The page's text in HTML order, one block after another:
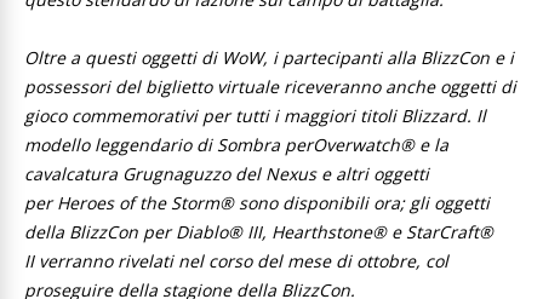
Oltre a questi oggetti di WoW, i partecipanti alla BlizzCon e i
possessori del biglietto virtuale riceveranno anche oggetti di
gioco commemorativi per tutti i maggiori titoli Blizzard. Il
modello leggendario di Sombra perOverwatch® e la
cavalcatura Grugnaguzzo del Nexus e altri oggetti
per Heroes of the Storm® sono disponibili ora; gli oggetti
della BlizzCon per Diablo® III, Hearthstone® e StarCraft®
II verranno rivelati nel corso del mese di ottobre, col
proseguire della stagione della BlizzCon.